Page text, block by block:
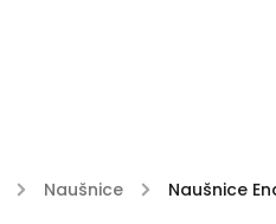
/ Naušnice / Naušnice